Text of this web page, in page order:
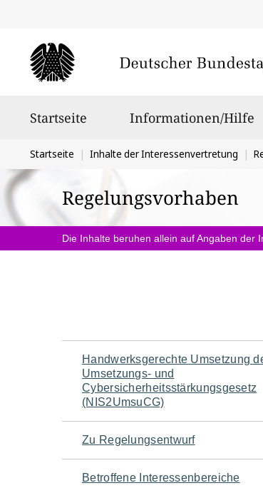
Startseite Informationen/Hilfe
Sie
befinden
sich
hier:
Startseite Inhalte der Interessenvertretung
Regelungsvorhaben
Die Inhalte beruhen allein auf Angaben der
Navigation
für
den
Seiteninhalt
Handwerksgerechte Umsetzung
Umsetzungs- und
Cybersicherheitsstärkungsgesetz
(NIS2UmsuCG)
Zu Regelungsentwurf
Betroffene Interessenbereiche